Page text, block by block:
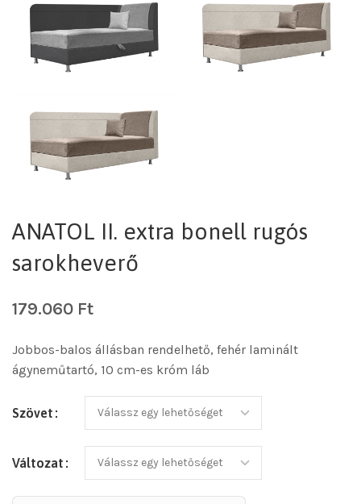
ANATOL II. extra bonell rugós
sarokheverő
179.060 Ft
Jobbos-balos állásban rendelhető, fehér laminált
ágyneműtartó, 10 cm-es króm láb
Szövet
Változat